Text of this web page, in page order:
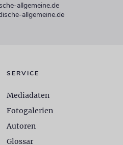
allgemeine.de
allgemeine.de
SERVICE
Mediadaten
Fotogalerien
Autoren
Glossar